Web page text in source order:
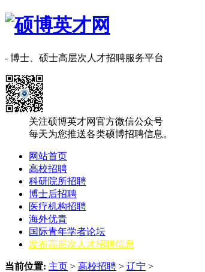
- 博士、硕士高层次人才招聘服务平台
关注硕博英才网官方微信公众号
每天为您推送各类硕博招聘信息。
网站首页
高校招聘
科研院所招聘
博士后招聘
医疗机构招聘
海外优青
国际青年学者论坛
发布高层次人才招聘信息
当前位置: 主页 > 高校招聘 > 辽宁 >